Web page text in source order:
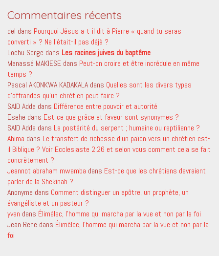
Commentaires récents
del dans Pourquoi Jésus a-t-il dit à Pierre « quand tu seras
converti » ? Ne l’était-il pas déjà ?
Lochu Serge dans Les racines juives du baptême
Manassé MAKIESE dans Peut-on croire et être incrédule en même
temps ?
Pascal AKONKWA KADAKALA dans Quelles sont les divers types
d’offrandes qu’un chrétien peut faire ?
SAID Adda dans Différence entre pouvoir et autorité
Esehe dans Est-ce que grâce et faveur sont synonymes ?
SAID Adda dans La postérité du serpent ; humaine ou reptilienne ?
Ahima dans Le transfert de richesse d’un païen vers un chrétien est-
il Biblique ? Voir Ecclesiaste 2:26 et selon vous comment cela se fait
concrètement ?
Jeannot abraham mwamba dans Est-ce que les chrétiens devraient
parler de la Shekinah ?
Anonyme dans Comment distinguer un apôtre, un prophète, un
évangéliste et un pasteur ?
yvan dans Élimélec, l’homme qui marcha par la vue et non par la foi
Jean Rene dans Élimélec, l’homme qui marcha par la vue et non par la
foi